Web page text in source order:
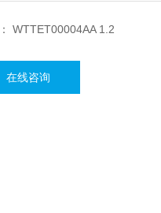
WTTET00004AA 1.2
在线咨询